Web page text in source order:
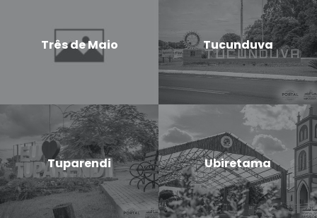
Três de Maio Tucunduva
Tuparendi Ubiretama